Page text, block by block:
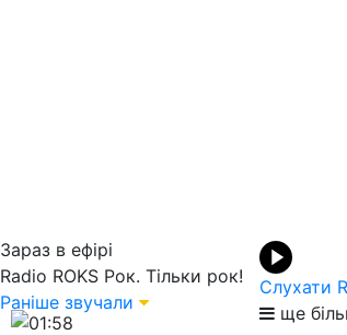
Зараз в ефірі
Radio ROKS Рок. Тільки рок!
Раніше звучали
01:58
Слухати
ще